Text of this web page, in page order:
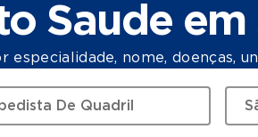
Saude
especialidade, nome, doenças,